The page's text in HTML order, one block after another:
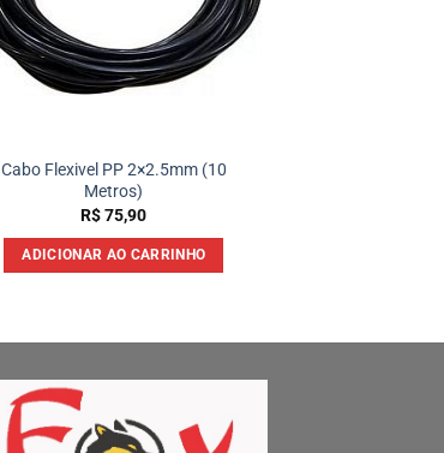
Cabo Flexivel PP 2×2.5mm (10
Metros)
R$75,90
ADICIONAR AO CARRINHO